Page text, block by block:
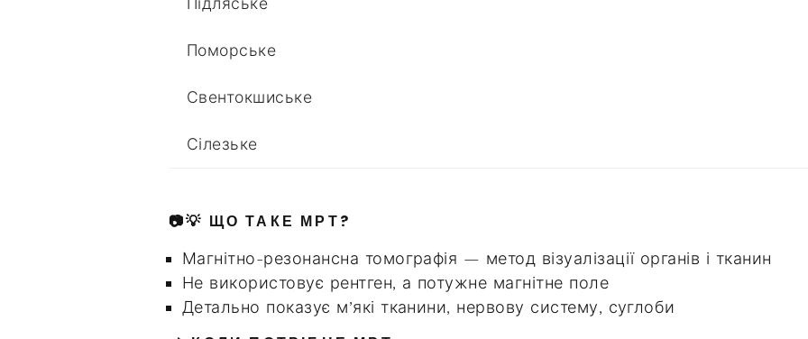
Підляське
Поморське
Свентокшиське
Сілезьке
📷💡 ЩО ТАКЕ МРТ?
Магнітно-резонансна томографія — метод візуалізації органів і тканин
Не використовує рентген, а потужне магнітне поле
Детально показує м’які тканини, нервову систему, суглоби